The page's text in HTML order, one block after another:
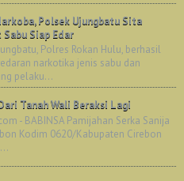
Polsek Ujungbatu Sita
Siap Edar
Polres Rokan Hulu, berhasil
narkotika jenis sabu dan
pelaku...
Tanah Wali Beraksi Lagi
- BABINSA Pamijahan Serka Sanija
Kodim 0620/Kabupaten Cirebon